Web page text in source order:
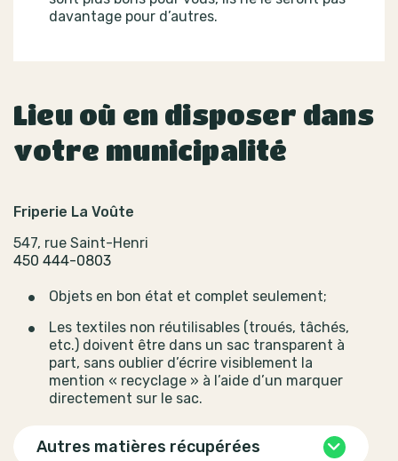
davantage pour d’autres.
Lieu où en disposer dans
votre municipalité
Friperie La Voûte
547, rue Saint-Henri
450 444-0803
Objets en bon état et complet seulement;
Les textiles non réutilisables (troués, tâchés,
etc.) doivent être dans un sac transparent à
part, sans oublier d’écrire visiblement la
mention « recyclage » à l’aide d’un marquer
directement sur le sac.
Autres matières récupérées